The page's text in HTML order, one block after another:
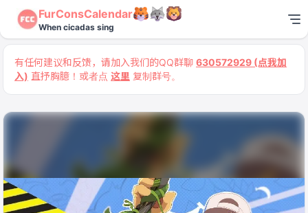
FurConsCalendar
When cicadas sing
有任何建议和反馈，请加入我们的QQ群聊 630572929 (点我加
入) 直抒胸臆！或者点 这里 复制群号。